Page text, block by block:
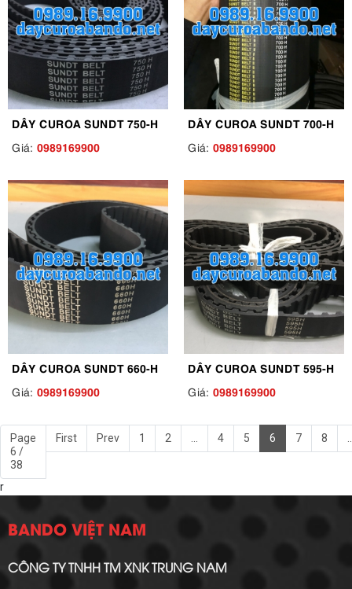
DÂY CUROA SUNDT 750-H
Giá: 0989169900
DÂY CUROA SUNDT 700-H
Giá: 0989169900
DÂY CUROA SUNDT 660-H
Giá: 0989169900
DÂY CUROA SUNDT 595-H
Giá: 0989169900
Page
6 /
38
First Prev 1 2 ... 4 5 6 7 8
r
BANDO VIỆT NAM
CÔNG TY TNHH TM XNK TRUNG NAM